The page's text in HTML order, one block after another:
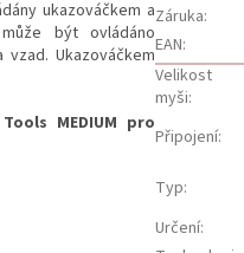
ukazováčkem a
být ovládáno
Ukazováčkem
MEDIUM pro
Záruka:
EAN:
Velikost
myši:
Připojení:
Typ:
Určení: